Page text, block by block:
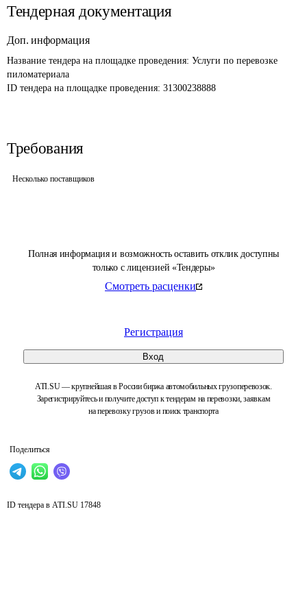
Полная информация и возможность оставить отклик доступны
только с лицензией «Тендеры»
Смотреть расценки
Регистрация
Вход
ATI.SU — крупнейшая в России биржа автомобильных грузоперевозок.
Зарегистрируйтесь и получите доступ к тендерам на перевозки, заявкам
на перевозку грузов и поиск транспорта
Поделиться
Тендерная документация
Доп. информация
Название тендера на площадке проведения: Услуги по перевозке
пиломатериала
ID тендера на площадке проведения: 31300238888
Требования
Несколько поставщиков
ID тендера в ATI.SU 17848